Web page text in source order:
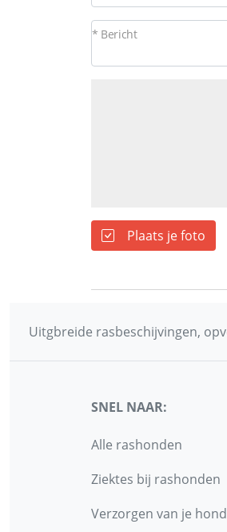
* Bericht
Plaats je foto
Uitgbreide rasbeschijvingen,
SNEL NAAR:
Alle rashonden
Ziektes bij rashonden
Verzorgen van je hond